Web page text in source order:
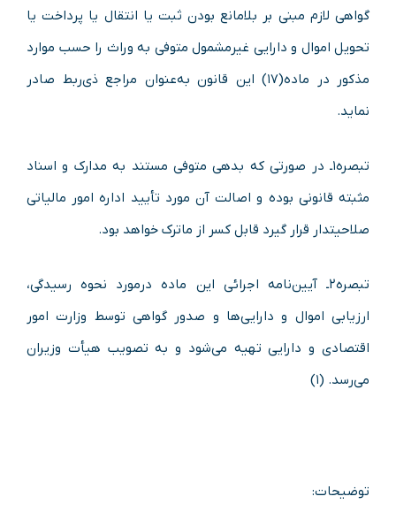
گواهی لازم مبنی بر بلامانع بودن ثبت یا انتقال یا پرداخت یا
تحویل اموال و دارایی غیرمشمول متوفی به وراث را حسب موارد
مذکور در ماده(۱۷) این قانون به‌عنوان مراجع ذی‌ربط صادر
نماید.
تبصره۱ـ در صورتی که بدهی متوفی مستند به مدارک و اسناد
مثبته قانونی بوده و اصالت آن مورد تأیید اداره امور مالیاتی
صلاحیتدار قرار گیرد قابل کسر از ماترک خواهد بود.
تبصره۲ـ آیین‌نامه اجرائی این ماده درمورد نحوه رسیدگی،
ارزیابی اموال و دارایی‌ها و صدور گواهی توسط وزارت امور
اقتصادی و دارایی تهیه می‌شود و به ‌تصویب هیأت وزیران
می‌رسد. (۱)
توضیحات: